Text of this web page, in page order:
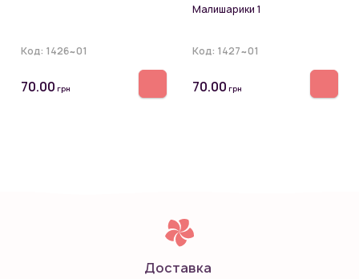
Код: 1426~01
70.00 грн
Малишарики 1
Код: 1427~01
70.00 грн
Доставка